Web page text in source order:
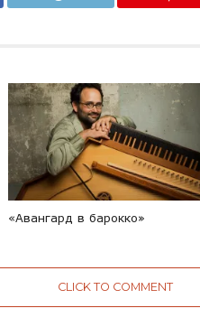
«Авангард в барокко»
CLICK TO COMMENT